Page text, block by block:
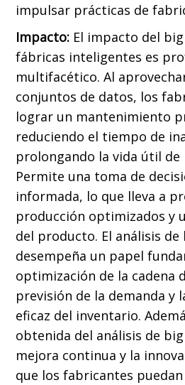
impulsar prácticas de
Impacto:El impacto del big
fábricas inteligentes es
multifacético. Al
conjuntos de datos, los
lograr un mantenimiento
reduciendo el tiempo de
prolongando la vida útil de
Permite una toma de
informada, lo que lleva a
producción optimizados y
del producto. El análisis
desempeña un papel
optimización de la cadena
previsión de la demanda y
eficaz del inventario.
obtenida del análisis de
mejora continua y la
que los fabricantes